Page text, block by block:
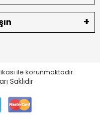
ile korunmaktadır.
Saklıdır